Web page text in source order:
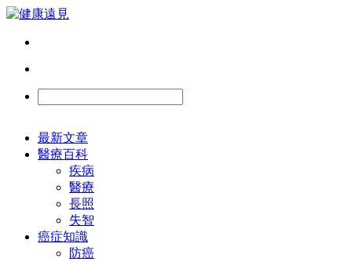
最新文章
醫療百科
疾病
醫療
長照
失智
癌症知識
防癌